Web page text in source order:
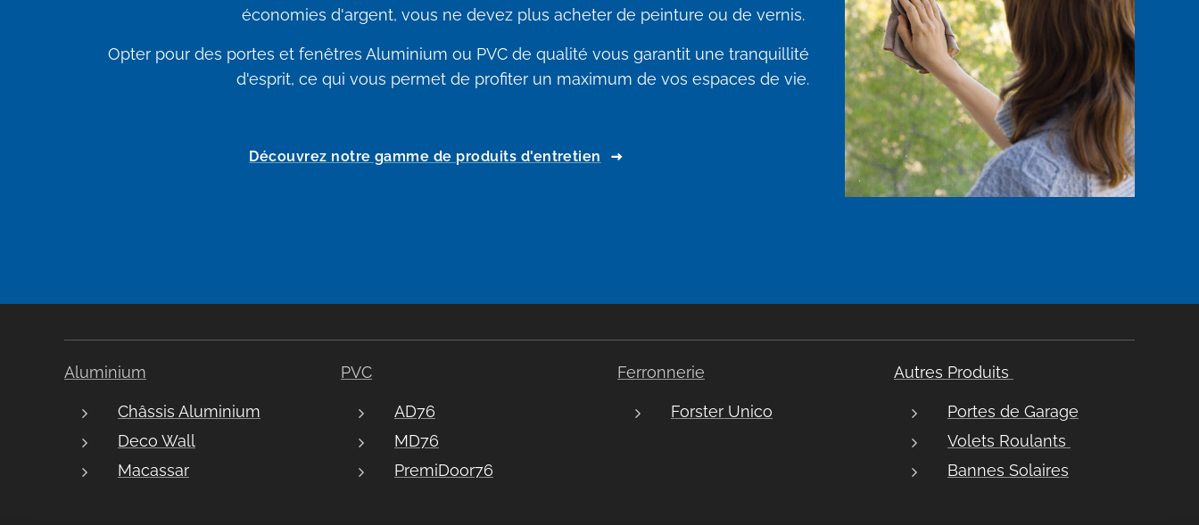
économies d'argent, vous ne devez plus acheter de peinture ou de vernis.
Opter pour des portes et fenêtres Aluminium ou PVC de qualité vous garantit une tranquillité
d'esprit, ce qui vous permet de profiter un maximum de vos espaces de vie.
Découvrez notre gamme de produits d'entretien
Aluminium
Châssis Aluminium
Deco Wall
Macassar
PVC
AD76
MD76
PremiDoor76
Ferronnerie
Forster Unico
Autres Produits
Portes de Garage
Volets Roulants
Bannes Solaires